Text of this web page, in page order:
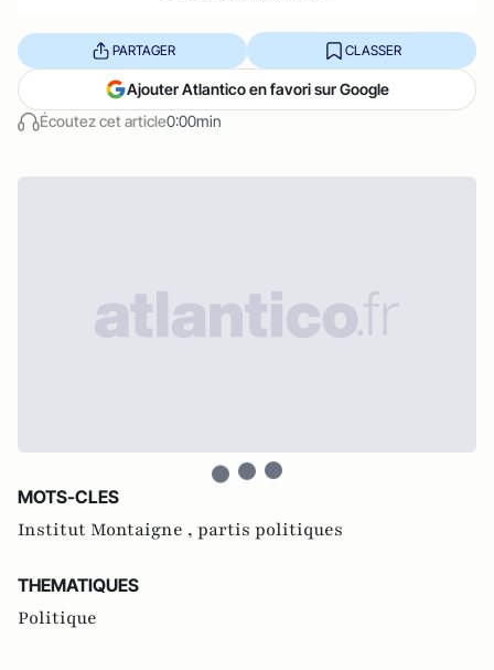
Écoutez cet article0:00min
PARTAGER CLASSER
Ajouter Atlantico en favori sur Google
MOTS-CLES
Institut Montaigne , partis politiques
THEMATIQUES
Politique